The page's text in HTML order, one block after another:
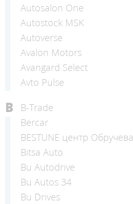
Autosalon One
Autostock MSK
Autoverse
Avalon Motors
Avangard Select
Avto Pulse
B
B-Trade
Bercar
BESTUNE центр Обручева
Bitsa Auto
Bu Autodrive
Bu Autos 34
Bu Drives